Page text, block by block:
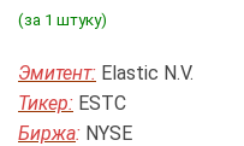
(за 1 штуку)
Эмитент: Elastic N.V.
Тикер: ESTC
Биржа: NYSE